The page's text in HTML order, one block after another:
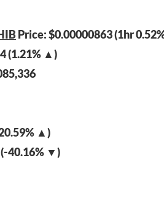
Price: $0.00000863 (1hr
(1.21% ▲)
▲)
(-40.16% ▼)